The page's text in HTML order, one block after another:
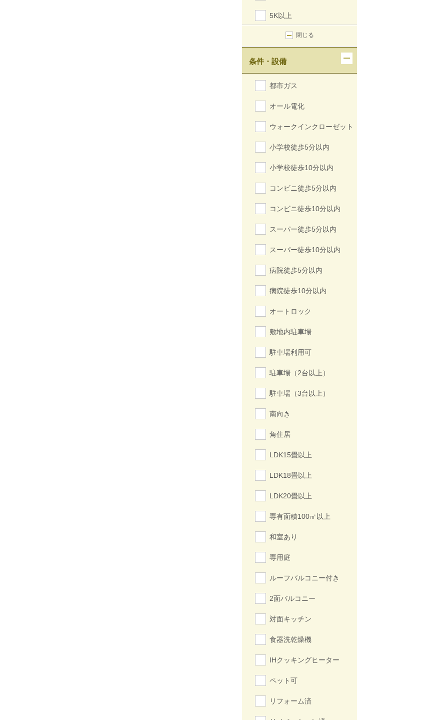
5K以上
閉じる
条件・設備
都市ガス
オール電化
ウォークインクローゼット
小学校徒歩5分以内
小学校徒歩10分以内
コンビニ徒歩5分以内
コンビニ徒歩10分以内
スーパー徒歩5分以内
スーパー徒歩10分以内
病院徒歩5分以内
病院徒歩10分以内
オートロック
敷地内駐車場
駐車場利用可
駐車場（2台以上）
駐車場（3台以上）
南向き
角住居
LDK15畳以上
LDK18畳以上
LDK20畳以上
専有面積100㎡以上
和室あり
専用庭
ルーフバルコニー付き
2面バルコニー
対面キッチン
食器洗乾燥機
IHクッキングヒーター
ペット可
リフォーム済